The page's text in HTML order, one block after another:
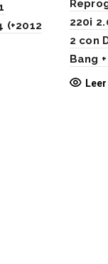
(+2012
220i
2 con
Bang